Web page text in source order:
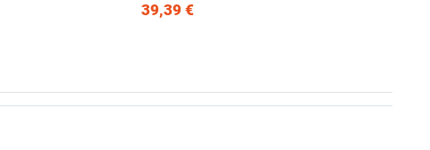
39,39 €